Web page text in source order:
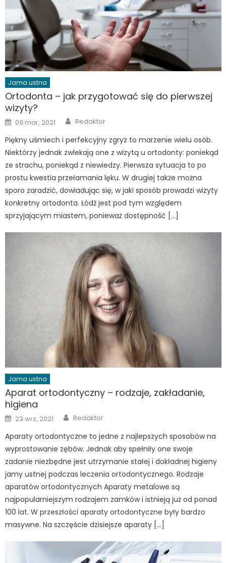
Jama ustna
Ortodonta – jak przygotować się do pierwszej
wizyty?
Posted
on
09 mar, 2021 Author
Redaktor
Piękny uśmiech i perfekcyjny zgryz to marzenie wielu osób.
Niektórzy jednak zwlekają one z wizytą u ortodonty: poniekąd
ze strachu, poniekąd z niewiedzy. Pierwsza sytuacja to po
prostu kwestia przełamania lęku. W drugiej także można
sporo zaradzić, dowiadując się, w jaki sposób prowadzi wizyty
konkretny ortodonta. Łódź jest pod tym względem
sprzyjającym miastem, ponieważ dostępność […]
Jama ustna
Aparat ortodontyczny – rodzaje, zakładanie,
higiena
Posted
on
23 wrz, 2021 Author
Redaktor
Aparaty ortodontyczne to jedne z najlepszych sposobów na
wyprostowanie zębów. Jednak aby spełniły one swoje
zadanie niezbędne jest utrzymanie stałej i dokładnej higieny
jamy ustnej podczas leczenia ortodontycznego. Rodzaje
aparatów ortodontycznych Aparaty metalowe są
najpopularniejszym rodzajem zamków i istnieją już od ponad
100 lat. W przeszłości aparaty ortodontyczne były bardzo
masywne. Na szczęście dzisiejsze aparaty […]